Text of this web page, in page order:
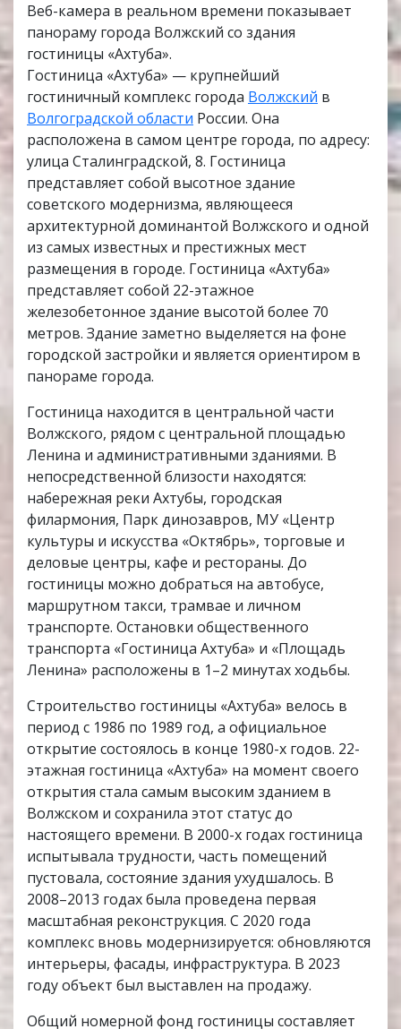
Веб-камера в реальном времени показывает
панораму города Волжский со здания
гостиницы «Ахтуба».
Гостиница «Ахтуба» — крупнейший
гостиничный комплекс города Волжский в
Волгоградской области России. Она
расположена в самом центре города, по адресу:
улица Сталинградской, 8. Гостиница
представляет собой высотное здание
советского модернизма, являющееся
архитектурной доминантой Волжского и одной
из самых известных и престижных мест
размещения в городе. Гостиница «Ахтуба»
представляет собой 22-этажное
железобетонное здание высотой более 70
метров. Здание заметно выделяется на фоне
городской застройки и является ориентиром в
панораме города.
Гостиница находится в центральной части
Волжского, рядом с центральной площадью
Ленина и административными зданиями. В
непосредственной близости находятся:
набережная реки Ахтубы, городская
филармония, Парк динозавров, МУ «Центр
культуры и искусства «Октябрь», торговые и
деловые центры, кафе и рестораны. До
гостиницы можно добраться на автобусе,
маршрутном такси, трамвае и личном
транспорте. Остановки общественного
транспорта «Гостиница Ахтуба» и «Площадь
Ленина» расположены в 1–2 минутах ходьбы.
Строительство гостиницы «Ахтуба» велось в
период с 1986 по 1989 год, а официальное
открытие состоялось в конце 1980-х годов. 22-
этажная гостиница «Ахтуба» на момент своего
открытия стала самым высоким зданием в
Волжском и сохранила этот статус до
настоящего времени. В 2000-х годах гостиница
испытывала трудности, часть помещений
пустовала, состояние здания ухудшалось. В
2008–2013 годах была проведена первая
масштабная реконструкция. С 2020 года
комплекс вновь модернизируется: обновляются
интерьеры, фасады, инфраструктура. В 2023
году объект был выставлен на продажу.
Общий номерной фонд гостиницы составляет